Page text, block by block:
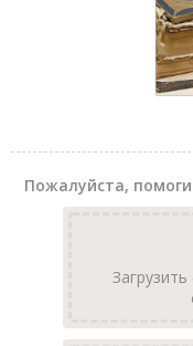
Пожалуйста,